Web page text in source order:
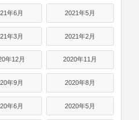
年6月 2021年5月
年3月 2021年2月
年12月 2020年11月
年9月 2020年8月
年6月 2020年5月